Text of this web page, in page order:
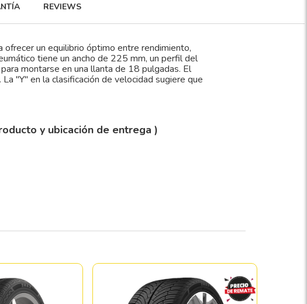
REVIEWS
un equilibrio óptimo entre rendimiento,
tiene un ancho de 225 mm, un perfil del
montarse en una llanta de 18 pulgadas. El
"Y" en la clasificación de velocidad sugiere que
y ubicación de entrega )